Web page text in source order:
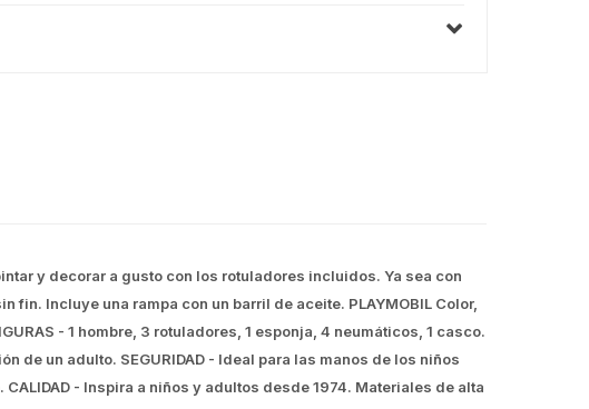
y decorar a gusto con los rotuladores incluidos. Ya sea con
Incluye una rampa con un barril de aceite. PLAYMOBIL Color,
- 1 hombre, 3 rotuladores, 1 esponja, 4 neumáticos, 1 casco.
de un adulto. SEGURIDAD - Ideal para las manos de los niños
- Inspira a niños y adultos desde 1974. Materiales de alta